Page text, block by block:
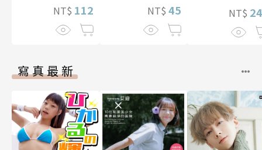
NT$ 112 NT$ 45 NT$
寫真最新